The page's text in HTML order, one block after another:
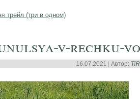
трейл (три в одном)
v-rechku-
16.07.2021 | Автор: